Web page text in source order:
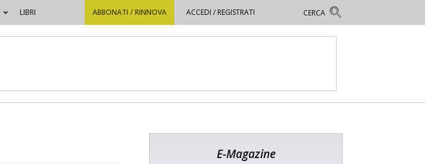
LIBRI ABBONATI / RINNOVA ACCEDI / REGISTRATI
E-Magazine